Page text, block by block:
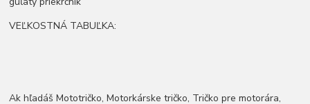
VEĽKOSTNÁ TABUĽKA:
Ak hľadáš Mototričko, Motorkárske tričko, Tričko pre motorára,